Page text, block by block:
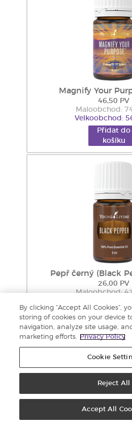
Magnify Your
46,50 PV
Maloobchod:
Velkoobchod:
Přidat do
košíku
Pepř černý (Black
26,00 PV
Maloobchod:
Přidat do
By clicking “Accept All Cookies”,
storing of cookies on your device
navigation, analyze site usage,
marketing efforts.
Privacy Policy
Cookie
Reject All
Accept All